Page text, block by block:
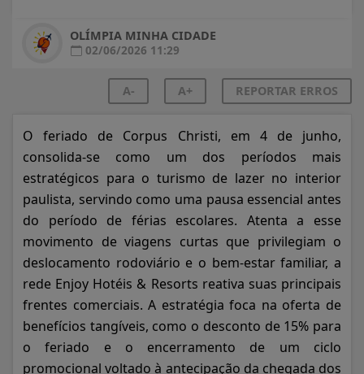
OLÍMPIA MINHA CIDADE
02/06/2026 11:29
A- A+ REPORTAR ERROS
O feriado de Corpus Christi, em 4 de junho,
consolida-se como um dos períodos mais
estratégicos para o turismo de lazer no interior
paulista, servindo como uma pausa essencial antes
do período de férias escolares. Atenta a esse
movimento de viagens curtas que privilegiam o
deslocamento rodoviário e o bem-estar familiar, a
rede Enjoy Hotéis & Resorts reativa suas principais
frentes comerciais. A estratégia foca na oferta de
benefícios tangíveis, como o desconto de 15% para
o feriado e o encerramento de um ciclo
promocional voltado à antecipação da chegada dos